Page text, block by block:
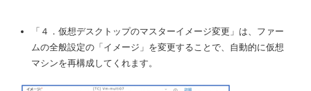
「４．仮想デスクトップのマスターイメージ変更」は、ファー
ムの全般設定の「イメージ」を変更することで、自動的に仮想
マシンを再構成してくれます。